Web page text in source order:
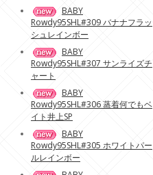
BABY
Rowdy95SHL#309 バナナフラッ
シュレインボー
BABY
Rowdy95SHL#307 サンライズチ
ャート
BABY
Rowdy95SHL#306 蒸着何でもベ
イト井上SP
BABY
Rowdy95SHL#305 ホワイトパー
ルレインボー